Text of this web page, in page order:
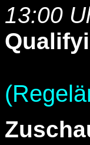
13:00